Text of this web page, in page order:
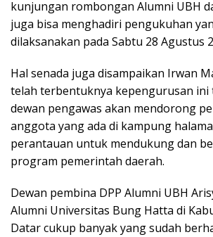
kunjungan rombongan Alumni UBH
juga bisa menghadiri pengukuhan
dilaksanakan pada Sabtu 28 Agustus
Hal senada juga disampaikan Irwan
telah terbentuknya kepengurusan ini
dewan pengawas akan mendorong
anggota yang ada di kampung
perantauan untuk mendukung dan
program pemerintah daerah.
Dewan pembina DPP Alumni UBH
Alumni Universitas Bung Hatta di
Datar cukup banyak yang sudah